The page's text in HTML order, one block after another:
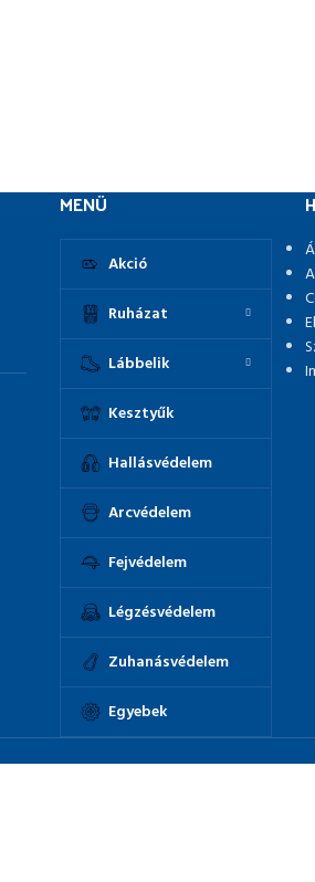
MENÜ
Akció
Ruházat
Lábbelik
Kesztyűk
Hallásvédelem
Arcvédelem
Fejvédelem
Légzésvédelem
Zuhanásvédelem
Egyebek